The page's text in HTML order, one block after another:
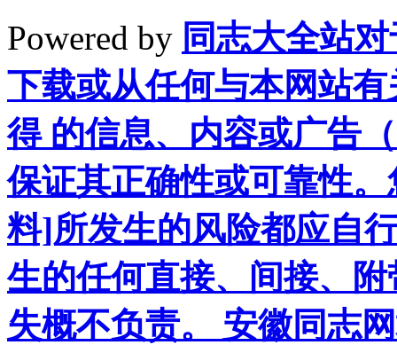
Powered by 同志大全站
下载或从任何与本网站
得 的信息、内容或广告
保证其正确性或可靠性
料]所发生的风险都应自
生的任何直接、间接、
失概不负责。 安徽同志